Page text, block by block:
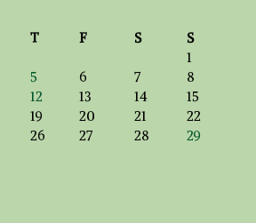
T F S
S
1
5 6 7
8
12 13 14
15
19 20 21
22
26 27 28
29